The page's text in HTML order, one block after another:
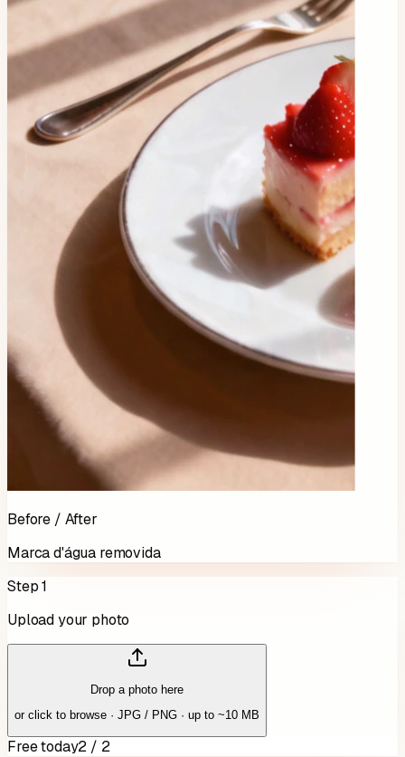
Before / After
Marca d'água removida
Step 1
Upload your photo
Drop a photo here
or click to browse · JPG / PNG · up to ~10 MB
Free today2 / 2